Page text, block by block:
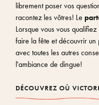
librement poser vos
racontez les vôtres! Le
Lorsque vous vous
faire la fête et découvrir un
avec toutes les autres
l'ambiance de dingue!
DÉCOUVREZ OÙ